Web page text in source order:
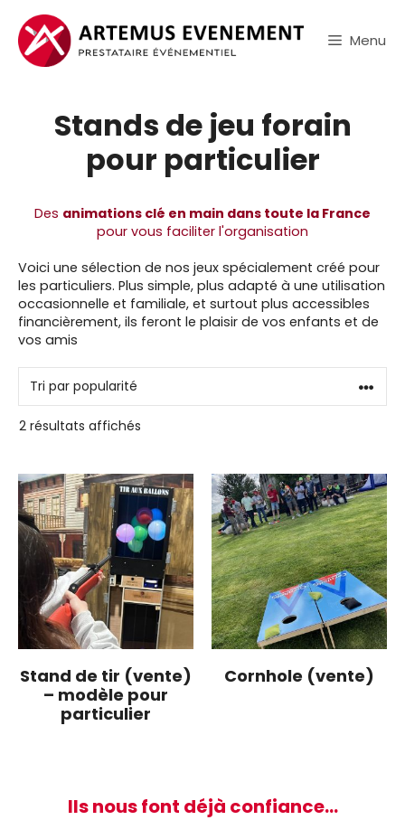
Aller
au
contenu
Menu
Stands de jeu forain
pour particulier
Des animations clé en main dans toute la France
pour vous faciliter l'organisation
Voici une sélection de nos jeux spécialement créé pour
les particuliers. Plus simple, plus adapté à une utilisation
occasionnelle et familiale, et surtout plus accessibles
financièrement, ils feront le plaisir de vos enfants et de
vos amis
2 résultats affichés
Stand de tir (vente)
– modèle pour
particulier
Cornhole (vente)
Ils nous font déjà confiance…